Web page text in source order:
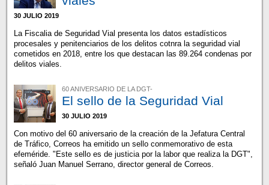
30 JULIO 2019
La Fiscalia de Seguridad Vial presenta los datos estadísticos
procesales y penitenciarios de los delitos cotnra la seguridad vial
cometidos en 2018, entre los que destacan las 89.264 condenas por
delitos viales.
60 ANIVERSARIO DE LA DGT-
El sello de la Seguridad Vial
30 JULIO 2019
Con motivo del 60 aniversario de la creación de la Jefatura Central
de Tráfico, Correos ha emitido un sello conmemorativo de esta
efeméride. "Este sello es de justicia por la labor que realiza la DGT",
señaló Juan Manuel Serrano, director general de Correos.